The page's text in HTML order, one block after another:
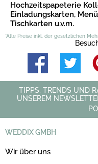
Hochzeitspapeterie
Einladungskarten,
Tischkarten u.v.m.
*Alle Preise inkl. der gesetzlichen
TIPPS, TRENDS UND
UNSEREM
WEDDIX GMBH
Wir über uns